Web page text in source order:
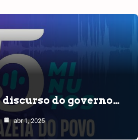
discurso do governo…
abr 1, 2025